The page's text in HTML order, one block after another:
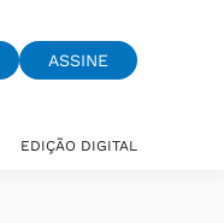
ASSINE
EDIÇÃO DIGITAL